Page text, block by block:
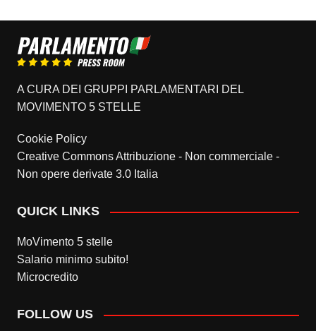
A CURA DEI GRUPPI PARLAMENTARI DEL
MOVIMENTO 5 STELLE
Cookie Policy
Creative Commons Attribuzione - Non commerciale -
Non opere derivate 3.0 Italia
QUICK LINKS
MoVimento 5 stelle
Salario minimo subito!
Microcredito
FOLLOW US